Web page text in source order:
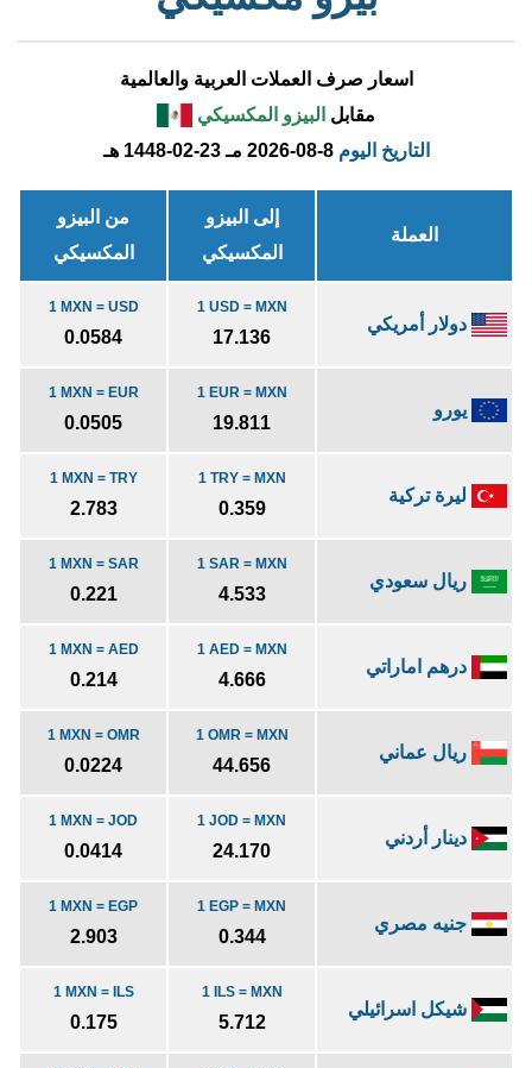
اسعار صرف العملات العربية والعالمية
مقابل البيزو المكسيكي
التاريخ اليوم 2026-08-8 مـ 1448-02-23 هـ
العملة
إلى البيزو
المكسيكي
من البيزو
المكسيكي
دولار أمريكي
1 USD = MXN
17.136
1 MXN = USD
0.0584
يورو
1 EUR = MXN
19.811
1 MXN = EUR
0.0505
ليرة تركية
1 TRY = MXN
0.359
1 MXN = TRY
2.783
ريال سعودي
1 SAR = MXN
4.533
1 MXN = SAR
0.221
درهم اماراتي
1 AED = MXN
4.666
1 MXN = AED
0.214
ريال عماني
1 OMR = MXN
44.656
1 MXN = OMR
0.0224
دينار أردني
1 JOD = MXN
24.170
1 MXN = JOD
0.0414
جنيه مصري
1 EGP = MXN
0.344
1 MXN = EGP
2.903
شيكل اسرائيلي
1 ILS = MXN
5.712
1 MXN = ILS
0.175